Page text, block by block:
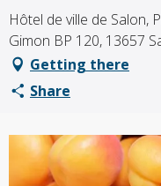
Hôtel de ville de Salon,
Gimon BP 120, 13657
Getting there
Share